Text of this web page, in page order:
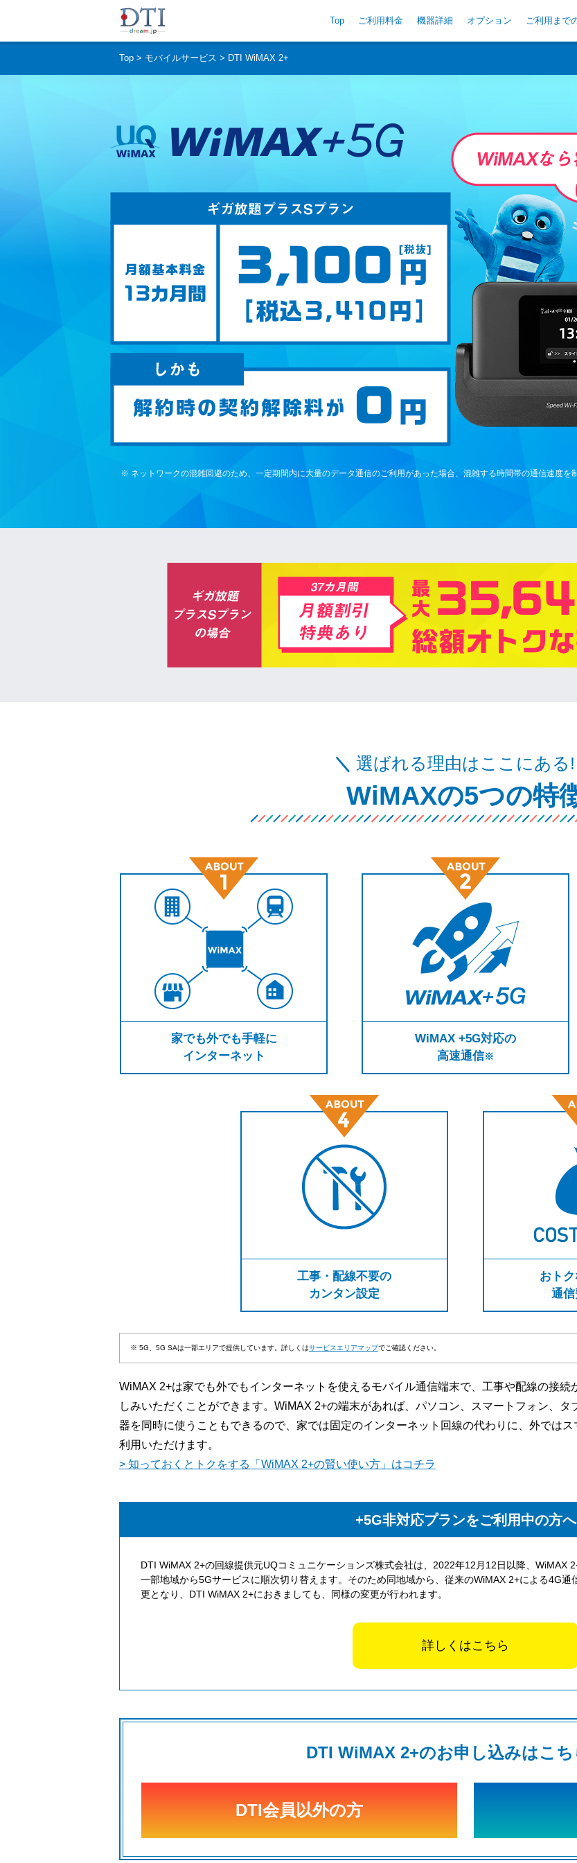
Top ご利用料金 機器詳細 オプション ご利用まで
Top モバイルサービス DTI WiMAX 2+
※ ネットワークの混雑回避のため、一定期間内に大量のデータ通信のご利用があった場合、混雑する時間帯の通信速度を
＼ 選ばれる理由はここにある!
WiMAXの5つの特
家でも外でも手軽に
インターネット
WiMAX +5G対応の
高速通信※
工事・配線不要の
カンタン設定
おトク
通
※ 5G、5G SAは一部エリアで提供しています。詳しくはサービスエリアマップでご確認ください。
WiMAX 2+は家でも外でもインターネットを使えるモバイル通信端末で、工事や配線の接
しみいただくことができます。WiMAX 2+の端末があれば、パソコン、スマートフォン、
器を同時に使うこともできるので、家では固定のインターネット回線の代わりに、外では
利用いただけます。
> 知っておくとトクをする「WiMAX 2+の賢い使い方」はコチラ
+5G非対応プランをご利用中の方へ
DTI WiMAX 2+の回線提供元UQコミュニケーションズ株式会社は、2022年12月12日以降、WiMAX
一部地域から5Gサービスに順次切り替えます。そのため同地域から、従来のWiMAX 2+による4G
更となり、DTI WiMAX 2+におきましても、同様の変更が行われます。
詳しくはこちら
DTI WiMAX 2+のお申し込みはこち
DTI会員以外の方